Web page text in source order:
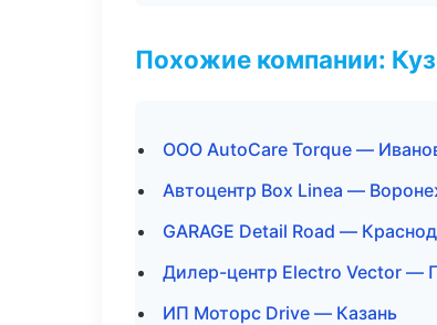
Похожие компании:
ООО AutoCare Torque —
Автоцентр Box Linea —
GARAGE Detail Road —
Дилер-центр Electro Vector —
ИП Моторс Drive — Казань